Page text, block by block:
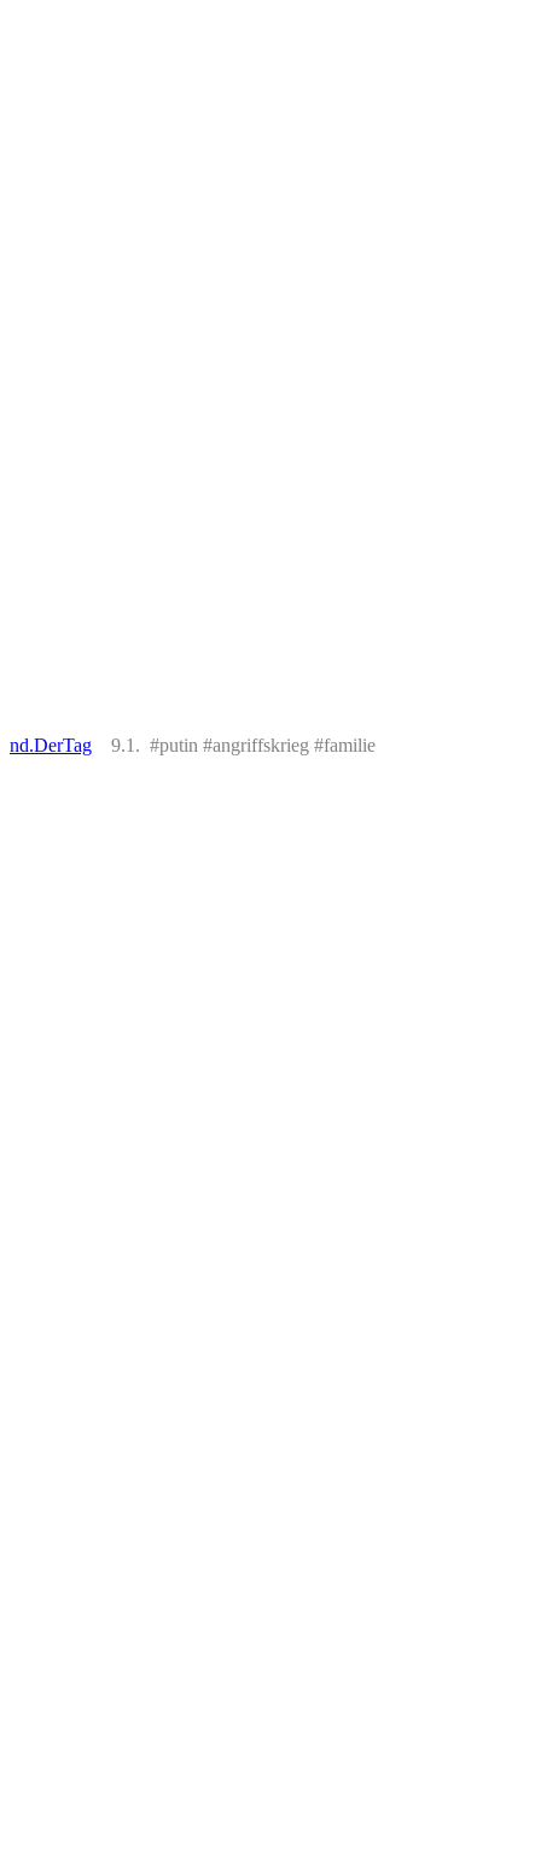
nd.DerTag 9.1. #putin #angriffskrieg #familie